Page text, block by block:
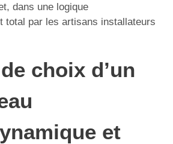
dans une logique
total par les artisans installateurs
choix d’un
et